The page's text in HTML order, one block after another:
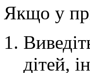
Якщо у
дітей,